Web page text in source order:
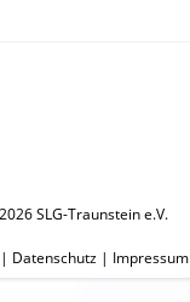
SLG-Traunstein e.V.
| Datenschutz | Impressum